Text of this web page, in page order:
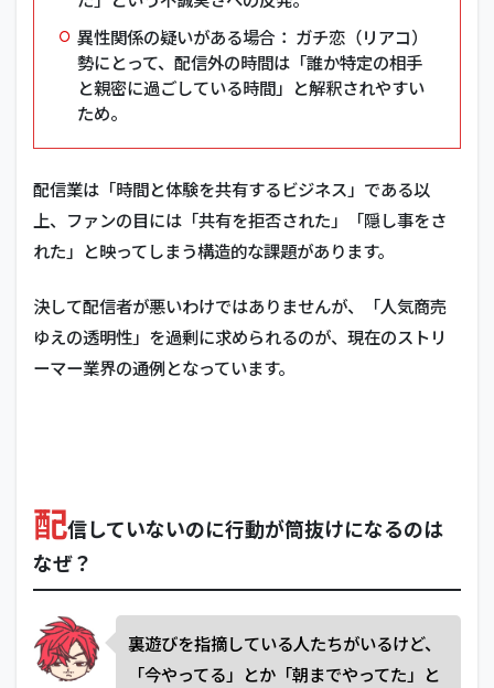
異性関係の疑いがある場合： ガチ恋（リアコ）
勢にとって、配信外の時間は「誰か特定の相手
と親密に過ごしている時間」と解釈されやすい
ため。
配信業は「時間と体験を共有するビジネス」である以
上、ファンの目には「共有を拒否された」「隠し事をさ
れた」と映ってしまう構造的な課題があります。
決して配信者が悪いわけではありませんが、「人気商売
ゆえの透明性」を過剰に求められるのが、現在のストリ
ーマー業界の通例となっています。
配信していないのに行動が筒抜けになるのは
なぜ？
裏遊びを指摘している人たちがいるけど、
「今やってる」とか「朝までやってた」と